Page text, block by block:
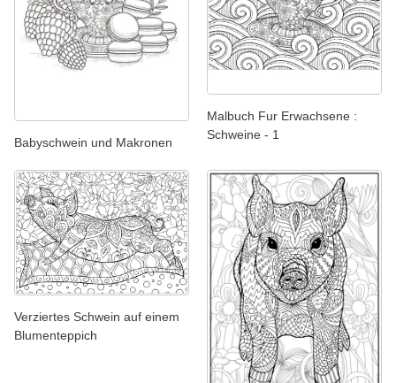
Babyschwein und Makronen
Malbuch Fur Erwachsene :
Schweine - 1
Verziertes Schwein auf einem
Blumenteppich